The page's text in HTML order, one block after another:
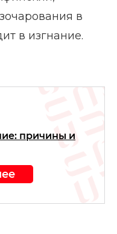
в
в изгнание.
причины и